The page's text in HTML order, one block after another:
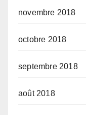
novembre 2018
octobre 2018
septembre 2018
août 2018